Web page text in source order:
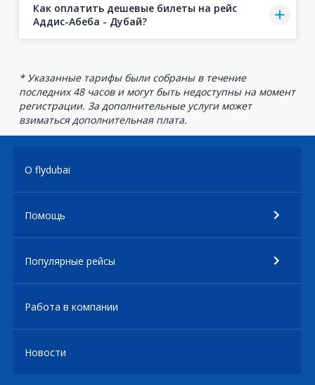
Как оплатить дешевые билеты на рейс
Аддис-Абеба - Дубай?
* Указанные тарифы были собраны в течение
последних 48 часов и могут быть недоступны на момент
регистрации. За дополнительные услуги может
взиматься дополнительная плата.
О flydubai
Помощь
Популярные рейсы
Работа в компании
Новости